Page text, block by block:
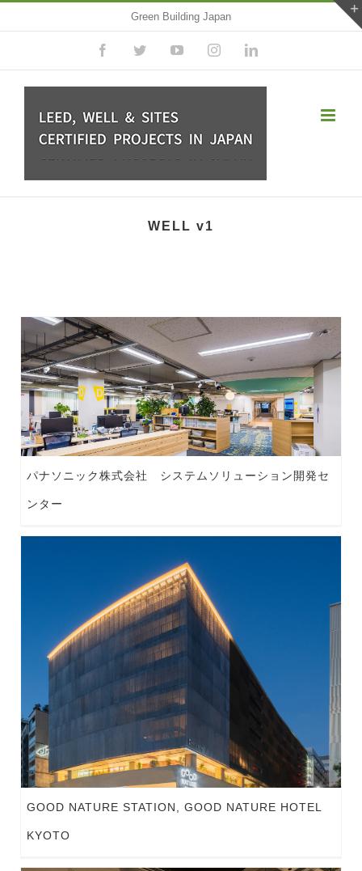
content
Green Building Japan
FacebookTwitterYouTubeInstagramLinkedIn
WELL v1
パナソニック株式会社 システムソリューション開発セ
ンター
GOOD NATURE STATION, GOOD NATURE HOTEL
KYOTO